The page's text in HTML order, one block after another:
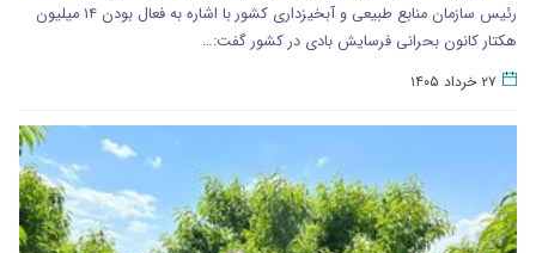
رئیس سازمان منابع طبیعی و آبخیزداری کشور با اشاره به فعال بودن ۱۴ میلیون
هکتار کانون بحرانی فرسایش بادی در کشور گفت:…
۲۷ خرداد ۱۴۰۵